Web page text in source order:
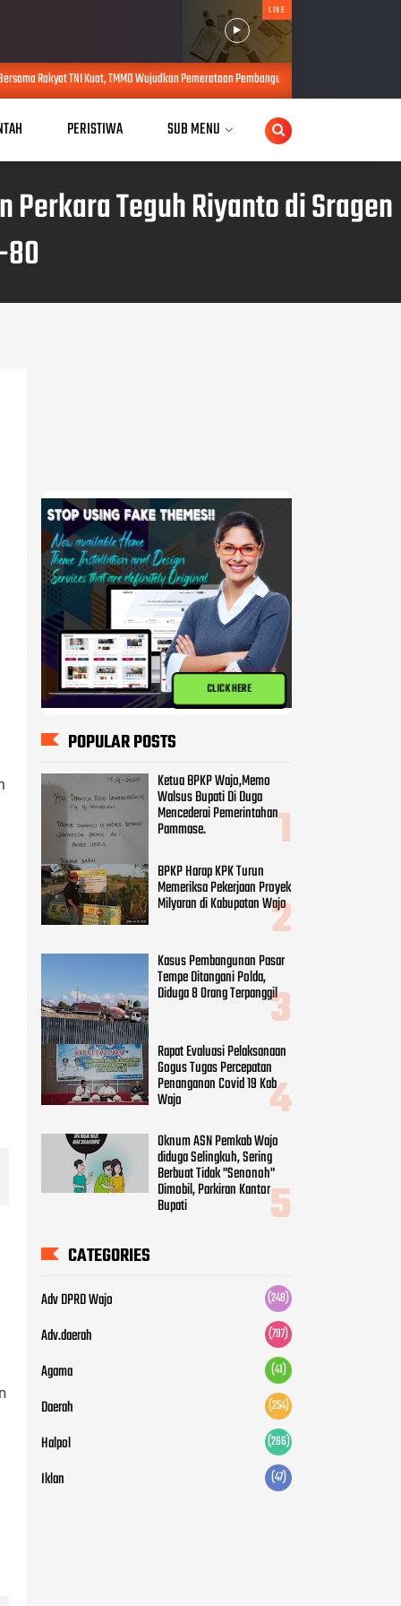
LIVE
TMMD Wujudkan Pemerataan Pembangunan dan Ketahanan Nasional di Daerah.
PERISTIWA SUB MENU
Teguh Riyanto di Sragen
CLICK HERE
POPULAR POSTS
Ketua BPKP Wajo,Memo
Walsus Bupati Di Duga
Mencederai Pemerintahan
Pammase.
BPKP Harap KPK Turun
Memeriksa Pekerjaan Proyek
Milyaran di Kabupatan Wajo
Kasus Pembangunan Pasar
Tempe Ditangani Polda,
Diduga 8 Orang Terpanggil
Rapat Evaluasi Pelaksanaan
Gogus Tugas Percepatan
Penanganan Covid 19 Kab
Wajo
Oknum ASN Pemkab Wajo
diduga Selingkuh, Sering
Berbuat Tidak "Senonoh"
Dimobil, Parkiran Kantor
Bupati
CATEGORIES
Adv DPRD Wajo (248)
Adv.daerah (797)
Agama (41)
Daerah (254)
Halpol (266)
Iklan (47)